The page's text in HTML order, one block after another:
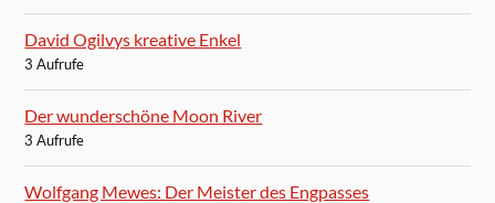
David Ogilvys kreative Enkel
3 Aufrufe
Der wunderschöne Moon River
3 Aufrufe
Wolfgang Mewes: Der Meister des Engpasses